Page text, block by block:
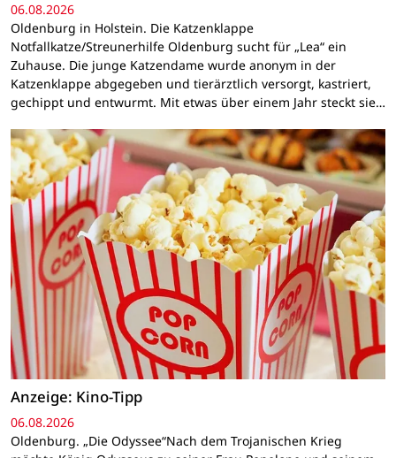
06.08.2026
Oldenburg in Holstein. Die Katzenklappe
Notfallkatze/Streunerhilfe Oldenburg sucht für „Lea“ ein
Zuhause. Die junge Katzendame wurde anonym in der
Katzenklappe abgegeben und tierärztlich versorgt, kastriert,
gechippt und entwurmt. Mit etwas über einem Jahr steckt sie…
Anzeige: Kino-Tipp
06.08.2026
Oldenburg. „Die Odyssee“Nach dem Trojanischen Krieg